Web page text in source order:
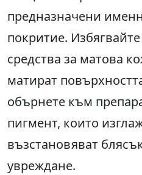
предназначени
покритие.
средства за матова
матират
обърнете към
пигмент, които
възстановяват
увреждане.